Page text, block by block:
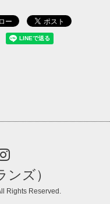
ンズ）
Rights Reserved.